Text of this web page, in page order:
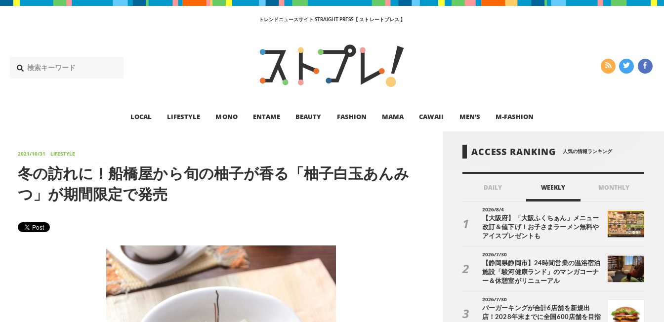
トレンドニュースサイト STRAIGHT PRESS【 ストレートプレス 】
LOCAL LIFESTYLE MONO ENTAME BEAUTY FASHION MAMA CAWAII MEN’S M-FASHION
2021/10/31 LIFESTYLE
冬の訪れに！船橋屋から旬の柚子が香る「柚子白玉あんみ
つ」が期間限定で発売
ACCESS RANKING 人気の情報ランキング
DAILY WEEKLY MONTHLY
2026/8/4
【大阪府】「大阪ふくちぁん」メニュー
改訂＆値下げ！お子さまラーメン無料や
アイスプレゼントも
2026/7/30
【静岡県静岡市】24時間営業の温浴宿泊
施設「駿河健康ランド」のマンガコーナ
ー＆休憩室がリニューアル
2026/7/30
バーガーキングが合計6店舗を新規出
店！2028年末までに全国600店舗を目指